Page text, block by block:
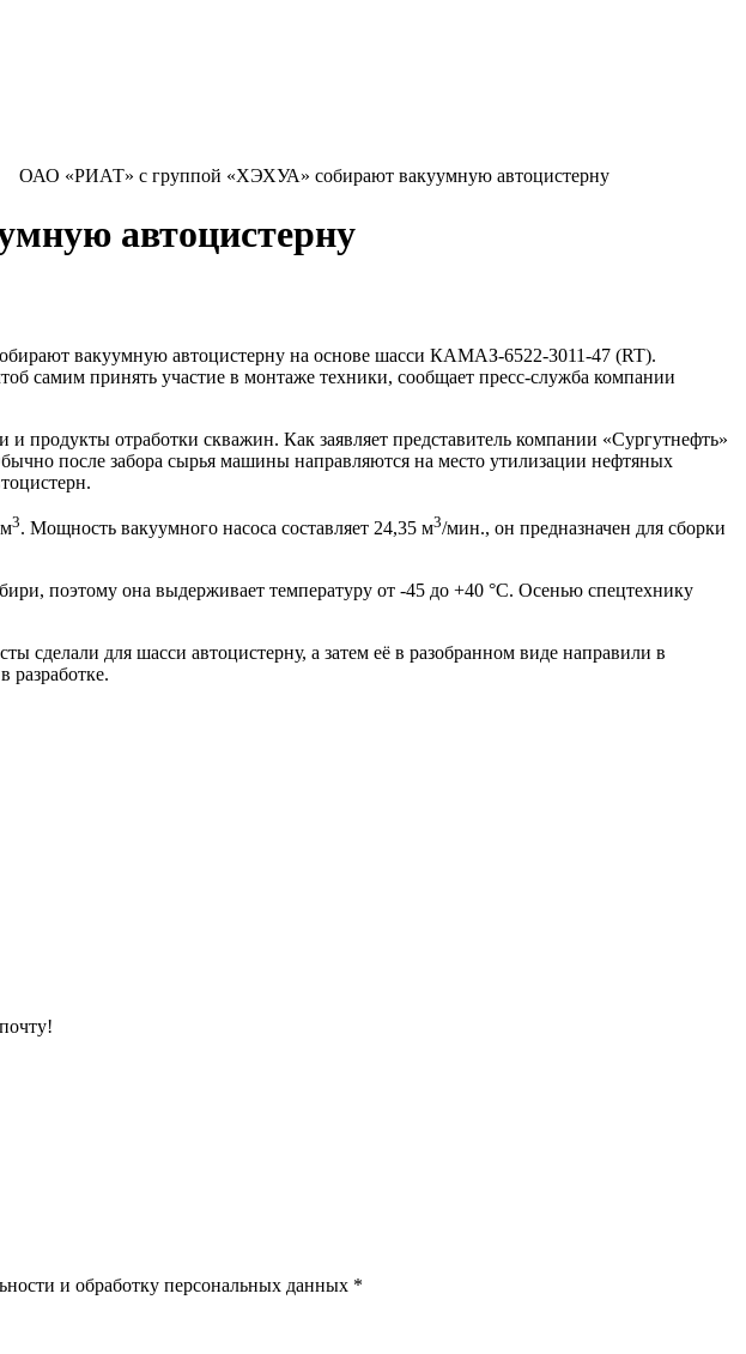
ОАО «РИАТ» с группой «ХЭХУА» собирают вакуумную автоцистерну
автоцистерну
вакуумную автоцистерну на основе шасси КАМАЗ-6522-3011-47 (RT).
принять участие в монтаже техники, сообщает пресс-служба компании
продукты отработки скважин. Как заявляет представитель компании «Сургутнефть»
после забора сырья машины направляются на место утилизации нефтяных
3. Мощность вакуумного насоса составляет 24,35 м3/мин., он предназначен для сборки
поэтому она выдерживает температуру от -45 до +40 °С. Осенью спецтехнику
сделали для шасси автоцистерну, а затем её в разобранном виде направили в
разработке.
и обработку персональных данных *